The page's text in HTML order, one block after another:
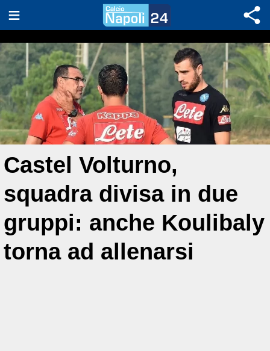
Castel Volturno,
squadra divisa in due
gruppi: anche Koulibaly
torna ad allenarsi